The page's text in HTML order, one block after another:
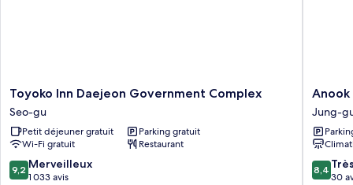
Toyoko
Inn
Daejeon
Government
Complex
Seo-
gu
Toyoko Inn Daejeon Government Complex
Seo-gu
Petit déjeuner gratuit
Parking gratuit
Wi-Fi gratuit
Restaurant
9.2
sur
9,2 Merveilleux
1 033 avis
Anook
Air
Hotel
Daejeon
Station
Jung-
gu
Jung-
8.4
sur
8,4
30